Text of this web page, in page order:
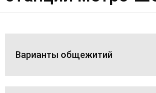
Варианты общежитий